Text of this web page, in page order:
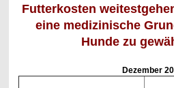
Futterkosten
eine medizinische
Hunde zu
Dezember